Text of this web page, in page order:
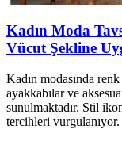
Kadın Moda
Vücut Şekline
Kadın modasında
ayakkabılar ve
sunulmaktadır. Stil
tercihleri vurgulanıyor.